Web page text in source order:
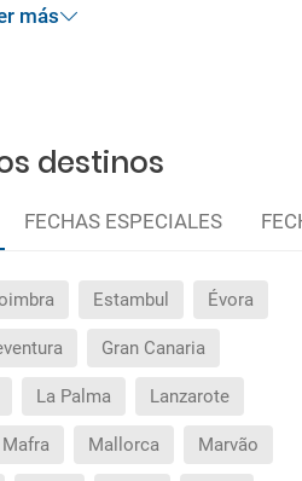
más
destinos
FECHAS ESPECIALES
Estambul Évora
Gran Canaria
La Palma Lanzarote
Mafra Mallorca Marvão